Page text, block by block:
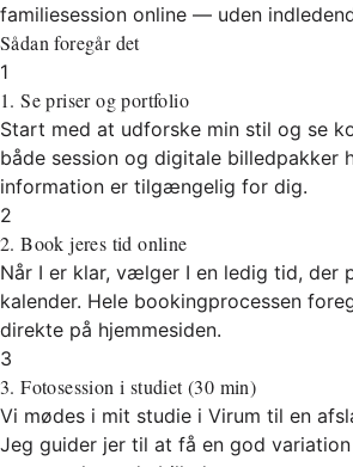
familiesession online — uden
Sådan foregår det
1
1. Se priser og portfolio
Start med at udforske min stil og se
både session og digitale billedpakker
information er tilgængelig for dig.
2
2. Book jeres tid online
Når I er klar, vælger I en ledig tid, der
kalender. Hele bookingprocessen
direkte på hjemmesiden.
3
3. Fotosession i studiet (30 min)
Vi mødes i mit studie i Virum til en
Jeg guider jer til at få en god